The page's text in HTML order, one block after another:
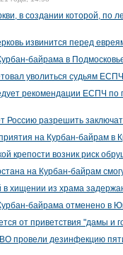
в создании которой, по
извинится перед
байрама в
уволиться судьям
рекомендации ЕСПЧ
Россию разрешить
на Курбан-байрам в
крепости возник риск
на Курбан-байрам
хищении из храма
байрама отменено в
от приветствия "дамы и
провели дезинфекцию